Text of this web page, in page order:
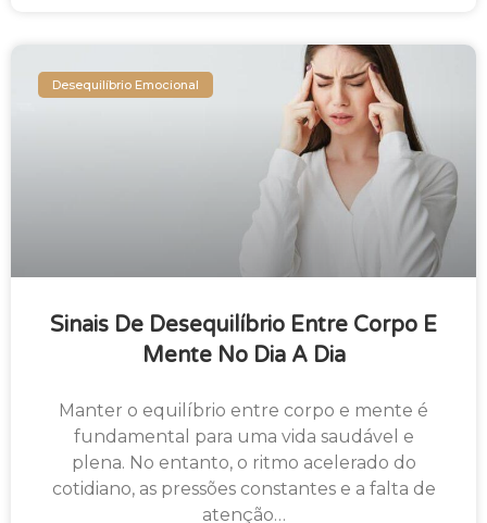
Desequilíbrio Emocional
Sinais De Desequilíbrio Entre Corpo E
Mente No Dia A Dia
Manter o equilíbrio entre corpo e mente é
fundamental para uma vida saudável e
plena. No entanto, o ritmo acelerado do
cotidiano, as pressões constantes e a falta de
atenção…